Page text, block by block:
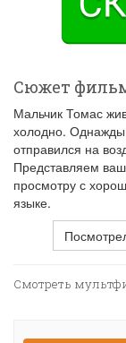
Сюжет
Мальчик Томас
холодно.
отправился на
Представляем
просмотру с
языке.
Смотреть